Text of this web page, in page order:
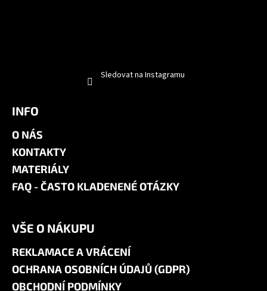
Sledovat na Instagramu
INFO
O NÁS
KONTAKTY
MATERIÁLY
FAQ - ČASTO KLADENENÉ OTÁZKY
VŠE O NÁKUPU
REKLAMACE A VRÁCENÍ
OCHRANA OSOBNÍCH ÚDAJŮ (GDPR)
OBCHODNÍ PODMÍNKY